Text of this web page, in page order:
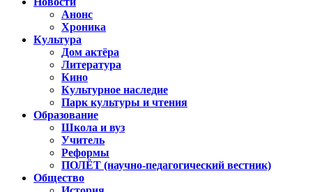
Анонс
Хроника
Культура
Дом актёра
Литература
Кино
Культурное наследие
Парк культуры и чтения
Образование
Школа и вуз
Учитель
Реформы
ПОЛЁТ (научно-педагогический вестник)
Общество